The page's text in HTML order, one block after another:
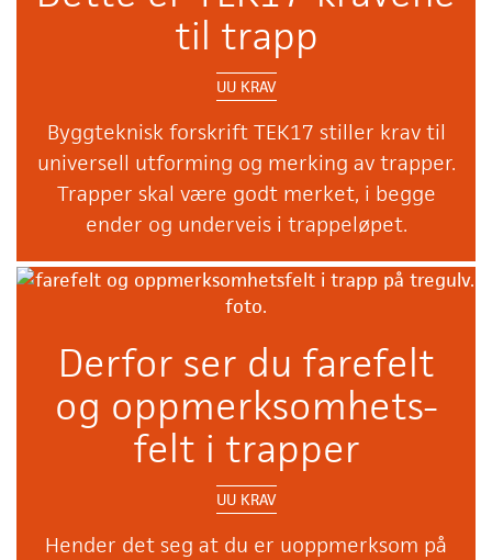
til trapp
UU KRAV
Byggteknisk forskrift TEK17 stiller krav til
universell utforming og merking av trapper.
Trapper skal være godt merket, i begge
ender og underveis i trappeløpet.
Derfor ser du farefelt
og oppmerksomhets-
felt i trapper
UU KRAV
Hender det seg at du er uoppmerksom på